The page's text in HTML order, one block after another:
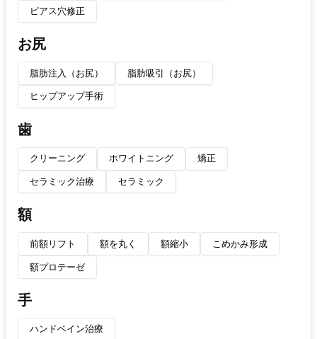
ピアス穴修正
お尻
脂肪注入（お尻） 脂肪吸引（お尻）
ヒップアップ手術
歯
クリーニング ホワイトニング 矯正
セラミック治療 セラミック
額
前額リフト 額を丸く 額縮小 こめかみ形成
額プロテーゼ
手
ハンドベイン治療